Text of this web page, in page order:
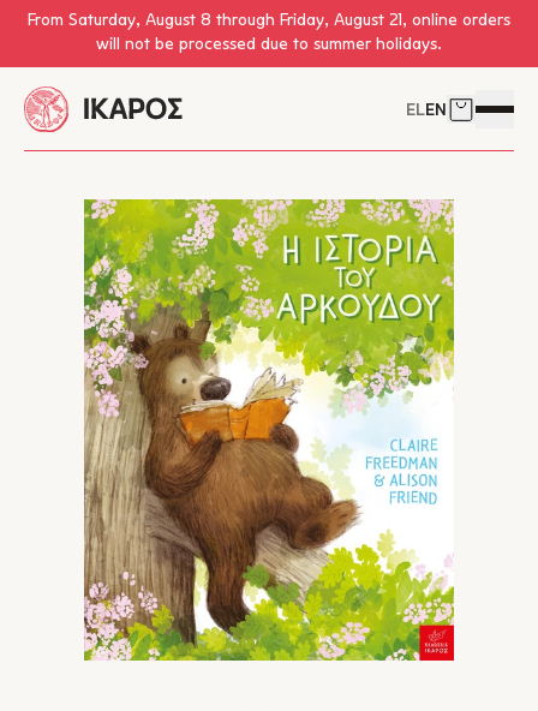
Skip to main content
From Saturday, August 8 through Friday, August 21, online orders
will not be processed due to summer holidays.
ELEN Cart
Open